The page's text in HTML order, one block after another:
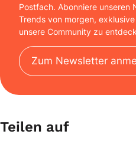
Postfach. Abonniere unseren
Trends von morgen,
unsere Community zu
Zum Newsletter
Teilen auf